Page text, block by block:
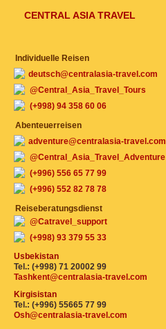
CENTRAL ASIA TRAVEL
Individuelle Reisen
deutsch@centralasia-travel.com
@Central_Asia_Travel_Tours
(+998) 94 358 60 06
Abenteuerreisen
adventure@centralasia-travel.com
@Central_Asia_Travel_Adventure
(+996) 556 65 77 99
(+996) 552 82 78 78
Reiseberatungsdienst
@Catravel_support
(+998) 93 379 55 33
Usbekistan
Tel.: (+998) 71 20002 99
Tashkent@centralasia-travel.com
Kirgisistan
Tel.: (+996) 55665 77 99
Osh@centralasia-travel.com